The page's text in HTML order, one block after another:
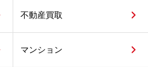
不動産買取
マンション